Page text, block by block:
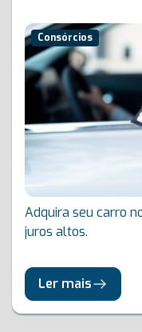
Consórcios
Adquira seu carro
juros altos.
Ler mais